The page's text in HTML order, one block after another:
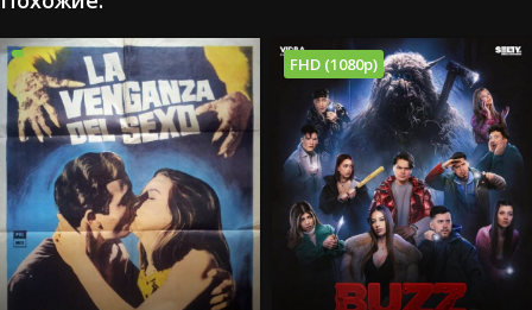
FHD (1080p)